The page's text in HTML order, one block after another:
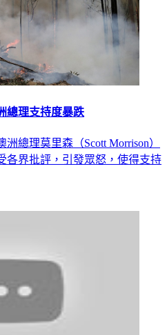
總理支持度暴跌
總理莫里森（Scott Morrison）
各界批評，引發眾怒，使得支持